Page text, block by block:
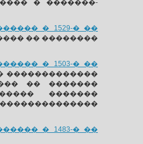
� �������-
� 1529-� ��
�� ��������
� 1503-� ��
�������������
�� �������
�������
� 1483-� ��